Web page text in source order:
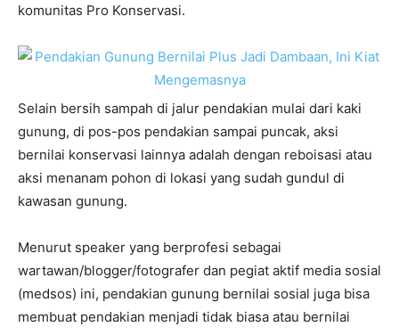
komunitas Pro Konservasi.
Selain bersih sampah di jalur pendakian mulai dari kaki
gunung, di pos-pos pendakian sampai puncak, aksi
bernilai konservasi lainnya adalah dengan reboisasi atau
aksi menanam pohon di lokasi yang sudah gundul di
kawasan gunung.
Menurut speaker yang berprofesi sebagai
wartawan/blogger/fotografer dan pegiat aktif media sosial
(medsos) ini, pendakian gunung bernilai sosial juga bisa
membuat pendakian menjadi tidak biasa atau bernilai